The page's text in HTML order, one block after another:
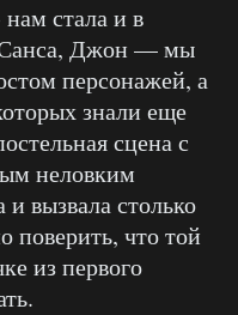
стала и в
Санса, Джон — мы
персонажей, а
знали еще
сцена с
неловким
вызвала столько
что той
из первого